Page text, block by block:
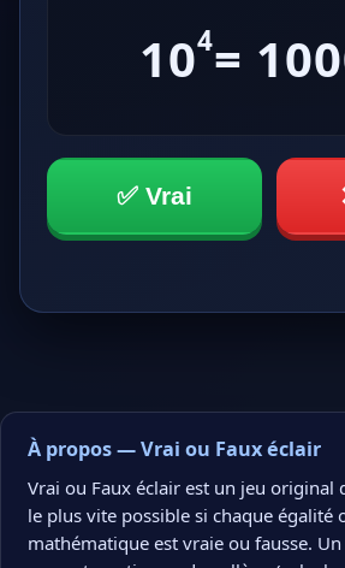
104=
✅ Vrai
À propos — Vrai ou Faux éclair
Vrai ou Faux éclair est un jeu original
le plus vite possible si chaque égalité
mathématique est vraie ou fausse.